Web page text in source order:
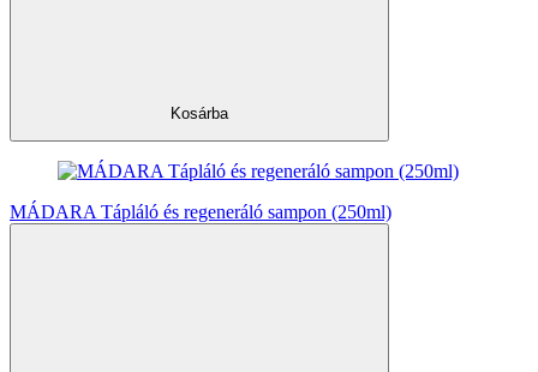
Kosárba
MÁDARA Tápláló és regeneráló sampon (250ml)